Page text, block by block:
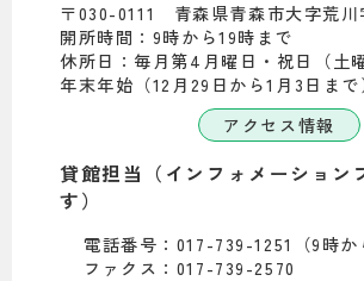
〒030-0111 青森県青森市大字荒川
開所時間：9時から19時まで
休所日：毎月第4月曜日・祝日（土
年末年始（12月29日から1月3日まで
アクセス情報
貸館担当（インフォメーション
す）
電話番号：017-739-1251（9時か
ファクス：017-739-2570